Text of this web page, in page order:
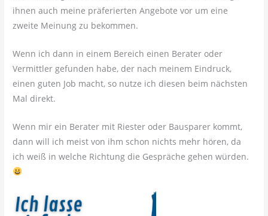
ihnen auch meine präferierten Angebote vor um eine
zweite Meinung zu bekommen.
Wenn ich dann in einem Bereich einen Berater oder
Vermittler gefunden habe, der nach meinem Eindruck,
einen guten Job macht, so nutze ich diesen beim nächsten
Mal direkt.
Wenn mir ein Berater mit Riester oder Bausparer kommt,
dann will ich meist von ihm schon nichts mehr hören, da
ich weiß in welche Richtung die Gespräche gehen würden.